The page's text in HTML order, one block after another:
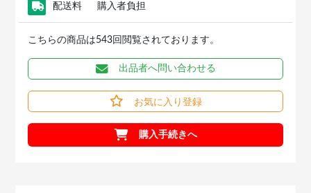
配送料 購入者負担
こちらの商品は543回閲覧されております。
出品者へ問い合わせる
お気に入り登録
購入手続きへ